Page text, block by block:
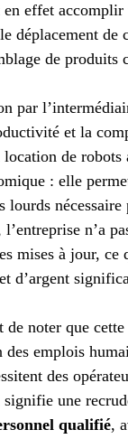
en effet accomplir
déplacement de
de produits
par
et la
de robots
: elle
lourds nécessaire
n’a
mises à jour, ce
d’argent
de noter que
des emplois
des
une
qualifié,